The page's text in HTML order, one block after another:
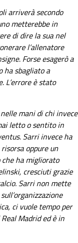
arriverà secondo
metterebbe in
di dire la sua nel
l’allenatore
Forse esagerò a
ha sbagliato a
L’errore è stato
mani di chi invece
letto o sentito in
Sarri invece ha
oppure un
che ha migliorato
cresciuti grazie
Sarri non mette
ci vuole tempo per
Madrid ed è in